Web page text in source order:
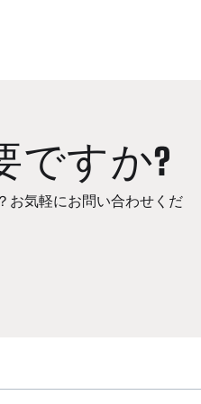
ですか?
お気軽にお問い合わせくだ